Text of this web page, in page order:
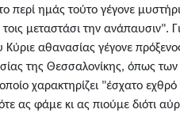
περί ημάς τούτο γέγονε
μεταστάσι την
αθανασίας γέγονε
της Θεσσαλονίκης, όπως
χαρακτηρίζει "έσχατο
ας φάμε κι ας πιούμε διότι